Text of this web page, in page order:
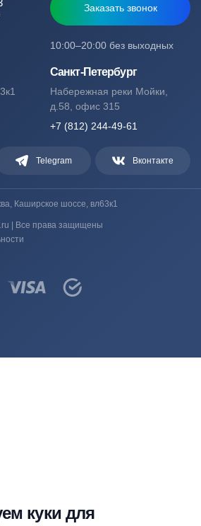
Заказать звонок
10:00–20:00 без выходных
Санкт-Петербург
Набережная реки Мойки,
д.58, офис 315
+7 (812) 244-49-61
Telegram Вконтакте
Каширское шоссе, вл63к1
| Все права защищены
куки для